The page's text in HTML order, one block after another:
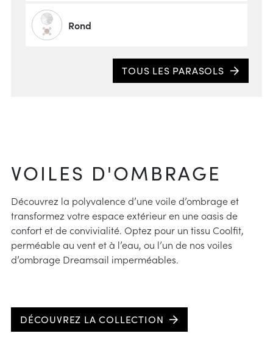
Rond
TOUS LES PARASOLS
VOILES D'OMBRAGE
Découvrez la polyvalence d’une voile d’ombrage et
transformez votre espace extérieur en une oasis de
confort et de convivialité. Optez pour un tissu Coolfit,
perméable au vent et à l’eau, ou l’un de nos voiles
d’ombrage Dreamsail imperméables.
DÉCOUVREZ LA COLLECTION